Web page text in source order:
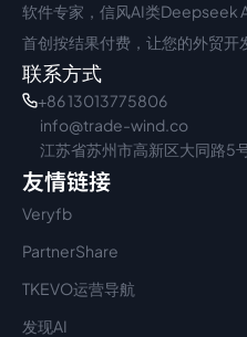
软件专家，信风AI类Deepseek
首创按结果付费，让您的外贸开
联系方式
+86 13013775806
info@trade-wind.co
江苏省苏州市高新区大同路5
友情链接
Veryfb
PartnerShare
TKEVO运营导航
发现AI